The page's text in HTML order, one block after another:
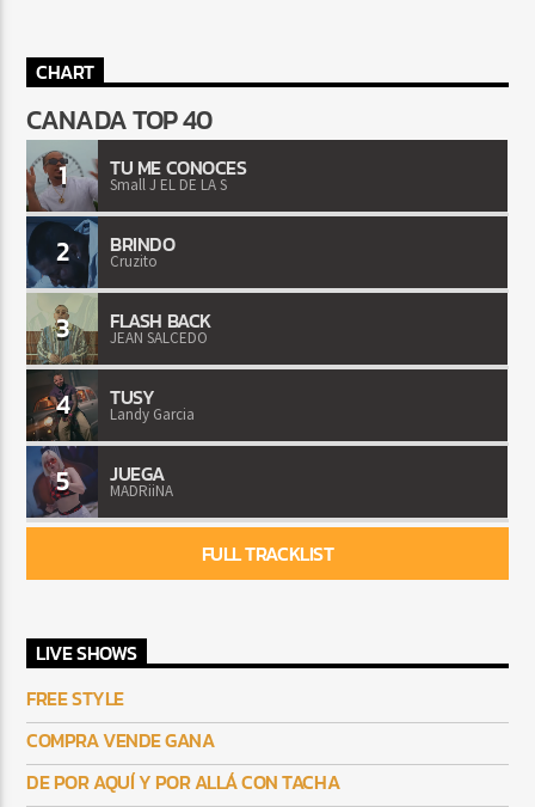
CHART
CANADA TOP 40
1 TU ME CONOCES
Small J EL DE LA S
2 BRINDO
Cruzito
3 FLASH BACK
JEAN SALCEDO
4 TUSY
Landy Garcia
5 JUEGA
MADRiiNA
FULL TRACKLIST
LIVE SHOWS
FREE STYLE
COMPRA VENDE GANA
DE POR AQUÍ Y POR ALLÁ CON TACHA